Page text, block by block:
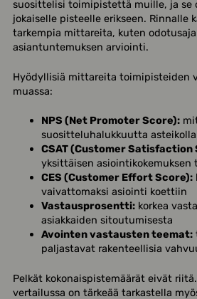
suosittelisi toimipistettä muille, ja se
jokaiselle pisteelle erikseen. Rinnalle
tarkempia mittareita, kuten
asiantuntemuksen arviointi.
Hyödyllisiä mittareita toimipisteiden
muassa:
NPS (Net Promoter Score):
suositteluhalukkuutta
CSAT (Customer Satisfaction
yksittäisen
CES (Customer Effort Score):
vaivattomaksi asiointi koettiin
Vastausprosentti: korkea
asiakkaiden sitoutumisesta
Avointen vastausten teemat:
paljastavat rakenteellisia
Pelkät kokonaispistemäärät eivät
vertailussa on tärkeää tarkastella